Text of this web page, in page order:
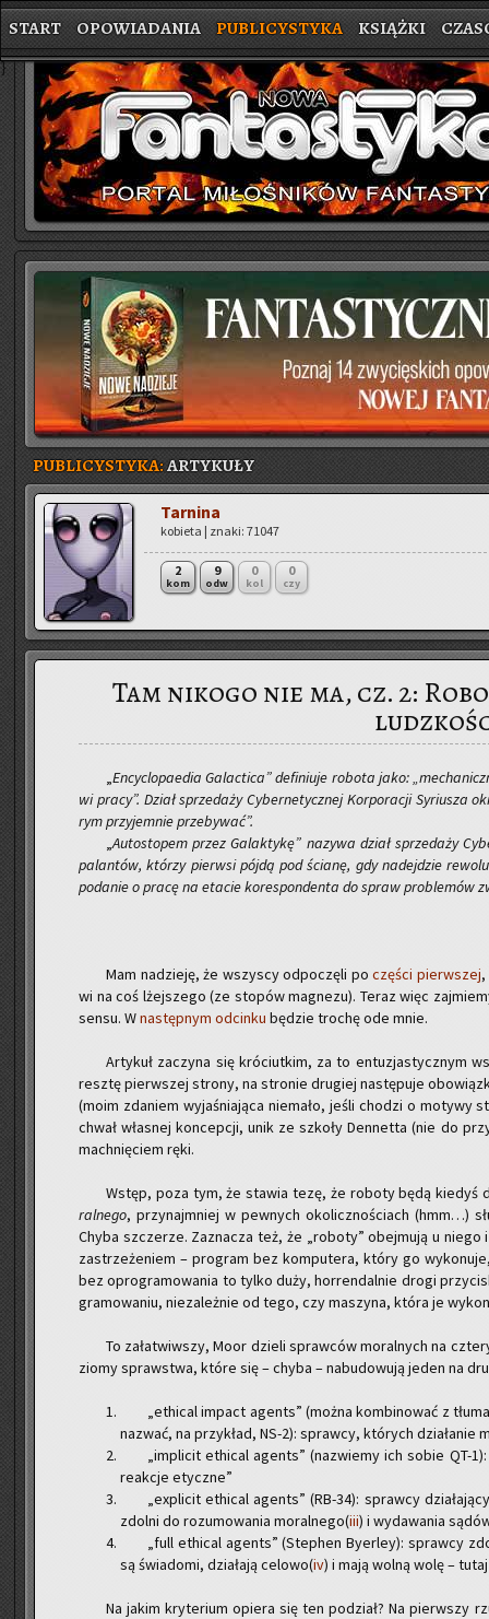
START OPOWIADANIA PUBLICYSTYKA KSIĄŻKI
}
PUBLICYSTYKA:ARTYKUŁY
Tar­ni­na
ko­bie­ta | znaki: 71047
2
kom
9
odw
0
kol
0
czy
Tam nikogo nie ma, cz. 2:
„En­cyc­lo­pa­edia Ga­lac­ti­ca” de­fi­niu­je ro­bo­ta jako:
wi pracy”. Dział sprze­da­ży Cy­ber­ne­tycz­nej Kor­po­ra­cji
rym przy­jem­nie prze­by­wać”.
„Au­to­sto­pem przez Ga­lak­ty­kę” na­zy­wa dział sprze­da­ży
pa­lan­tów, któ­rzy pierw­si pójdą pod ścia­nę, gdy na­dej­dzie
po­da­nie o pracę na eta­cie ko­re­spon­den­ta do spraw pro­ble­mów
Mam na­dzie­ję, że wszy­scy od­po­czę­li po czę­ści pierw­szej
wi na coś lżej­sze­go (ze sto­pów ma­gne­zu). Teraz więc
sensu. Wna­stęp­nym od­cin­ku bę­dzie tro­chę ode mnie.
Ar­ty­kuł za­czy­na się kró­ciut­kim, za to en­tu­zja­stycz­nym
resz­tę pierw­szej stro­ny, na stro­nie dru­giej na­stę­pu­je
(moim zda­niem wy­ja­śnia­ją­ca nie­ma­ło, jeśli cho­dzi o
chwał wła­snej kon­cep­cji, unik ze szko­ły Den­net­ta (nie do
mach­nię­ciem ręki.
Wstęp, poza tym, że sta­wia tezę, że ro­bo­ty będą kie­dyś
ral­ne­go, przy­naj­mniej w pew­nych oko­licz­no­ściach (hmm…)
Chyba szcze­rze. Za­zna­cza też, że „ro­bo­ty” obej­mu­ją u niego
za­strze­że­niem – pro­gram bez kom­pu­te­ra, który go
bez opro­gra­mo­wa­nia to tylko duży, hor­ren­dal­nie drogi
gra­mo­wa­niu, nie­za­leż­nie od tego, czy ma­szy­na, która je
To za­ła­twiw­szy, Moor dzie­li spraw­ców mo­ral­nych na
zio­my spraw­stwa, które się – chyba – na­bu­do­wu­ją jeden na
„ethi­cal im­pact agents” (można kom­bi­no­wać z
na­zwać, na przy­kład, NS-2): spraw­cy, któ­rych dzia­ła­nie
„im­pli­cit ethi­cal agents” (na­zwie­my ich sobie QT-
re­ak­cje etycz­ne”
„expli­cit ethi­cal agents” (RB-34): spraw­cy
zdol­ni do ro­zu­mo­wa­nia mo­ral­ne­go(iii) i wy­da­wa­nia
„full ethi­cal agents” (Ste­phen By­er­ley): spraw­cy
są świa­do­mi, dzia­ła­ją ce­lo­wo(iv) i mają wolną wolę –
Na jakim kry­te­rium opie­ra się ten po­dział? Na pierw­szy